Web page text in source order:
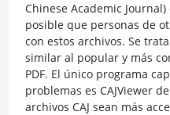
Chinese Academic
posible que personas de
con estos archivos. Se
similar al popular y más
PDF. El único programa
problemas es CAJViewer
archivos CAJ sean más